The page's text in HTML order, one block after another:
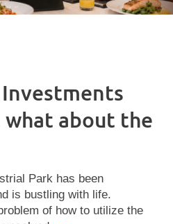
what about the
Park has been
is bustling with life.
of how to utilize the